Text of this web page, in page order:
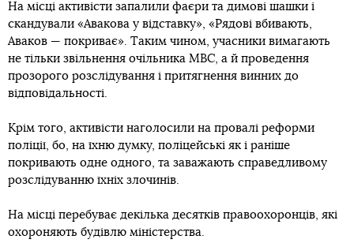
На місці активісти запалили фаєри та димові шашки і
скандували «Авакова у відставку», «Рядові вбивають,
Аваков — покриває». Таким чином, учасники вимагають
не тільки звільнення очільника МВС, а й проведення
прозорого розслідування і притягнення винних до
відповідальності.
Крім того, активісти наголосили на провалі реформи
поліції, бо, на їхню думку, поліцейські як і раніше
покривають одне одного, та заважають справедливому
розслідуванню їхніх злочинів.
На місці перебуває декілька десятків правоохоронців, які
охороняють будівлю міністерства.